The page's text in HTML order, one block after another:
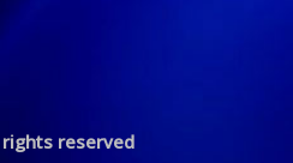
reserved